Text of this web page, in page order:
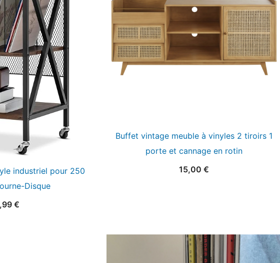
industriel pour 250
Disque
€
Buffet vintage meuble à vinyles 2 tiroirs 1
porte et cannage en rotin
15,00 €